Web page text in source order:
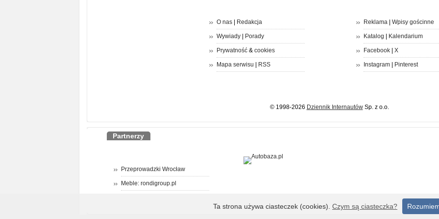
O nas| Redakcja
Wywiady| Porady
Prywatność& cookies
Mapa serwisu RSS
Reklama| Wpisy gościnne
Katalog Kalendarium
Facebook| X
Instagram| Pinterest
© 1998-2026 Dziennik InternautówSp. z o.o.
Partnerzy
Przeprowadzki Wrocław
Meble: rondigroup.pl
Ta strona używa ciasteczek (cookies). Czym są ciasteczka?